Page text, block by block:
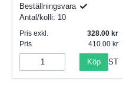
Beställningsvara
Antal/kolli: 10
Pris exkl.
328.00
Pris
410.00
Köp ST